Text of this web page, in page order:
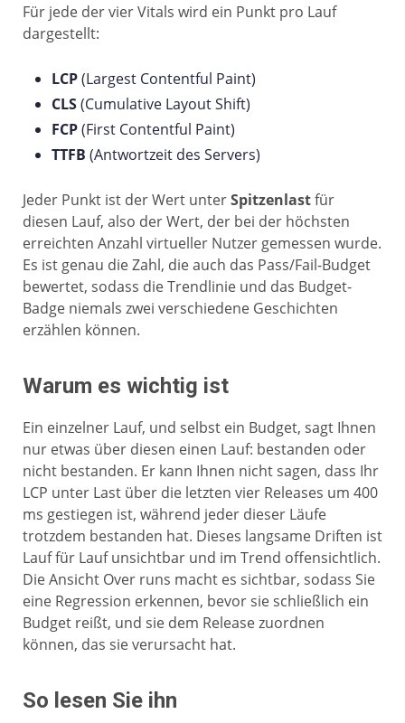
Für jede der vier Vitals wird ein Punkt pro Lauf
dargestellt:
LCP(Largest Contentful Paint)
CLS(Cumulative Layout Shift)
FCP(First Contentful Paint)
TTFB (Antwortzeit des Servers)
Jeder Punkt ist der Wert unterSpitzenlastfür
diesen Lauf, also der Wert, der bei der höchsten
erreichten Anzahl virtueller Nutzer gemessen wurde.
Es ist genau die Zahl, die auch das Pass/Fail-Budget
bewertet, sodass die Trendlinie und das Budget-
Badge niemals zwei verschiedene Geschichten
erzählen können.
Warum es wichtig ist
Ein einzelner Lauf, und selbst ein Budget, sagt Ihnen
nur etwas über diesen einen Lauf: bestanden oder
nicht bestanden. Er kann Ihnen nicht sagen, dass Ihr
LCP unter Last über die letzten vier Releases um 400
ms gestiegen ist, während jeder dieser Läufe
trotzdem bestanden hat. Dieses langsame Driften ist
Lauf für Lauf unsichtbar und im Trend offensichtlich.
Die Ansicht Over runs macht es sichtbar, sodass Sie
eine Regression erkennen, bevor sie schließlich ein
Budget reißt, und sie dem Release zuordnen
können, das sie verursacht hat.
So lesen Sie ihn